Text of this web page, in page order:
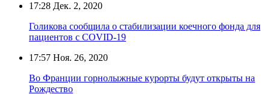
17:28 Дек. 2, 2020
Голикова сообщила о стабилизации коечного фонда для
пациентов с COVID-19
17:57 Ноя. 26, 2020
Во Франции горнолыжные курорты будут открыты на
Рождество